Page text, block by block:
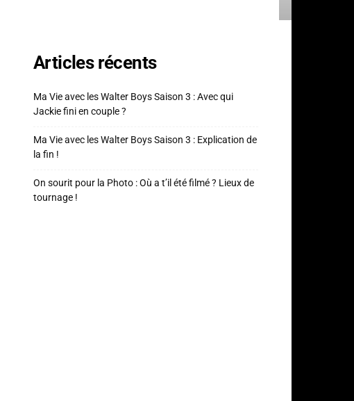
Articles récents
Ma Vie avec les Walter Boys Saison 3 : Avec qui
Jackie fini en couple ?
Ma Vie avec les Walter Boys Saison 3 : Explication de
la fin !
On sourit pour la Photo : Où a t’il été filmé ? Lieux de
tournage !